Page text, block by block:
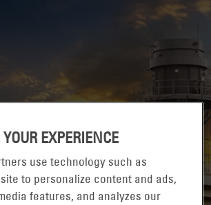
CHINAEXPERIENCE
use technology such as
to personalize content and ads,
features, and analyzes our